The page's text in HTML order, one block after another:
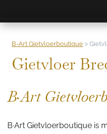
B-Art Gietvloerboutique >
Gietvloer
B·Art
B·Art Gietvloerboutique is